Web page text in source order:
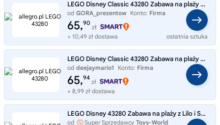
LEGO Disney Classic 43280 Zabawa na plaży z Lilo i Stitchem
od GORA_prezentow Konto: Firma
65,90
zł
+ 10,49 zł dostawa
ostatnia sztuka
LEGO Disney Classic 43280 Zabawa na plaży z Lilo i Stitchem
od deejaymario1 Konto: Firma
65,94
zł
+ 8,99 zł dostawa
LEGO Disney 43280 Zabawa na plaży z Lilo i Stitchem
od Super Sprzedawcy Toys-World